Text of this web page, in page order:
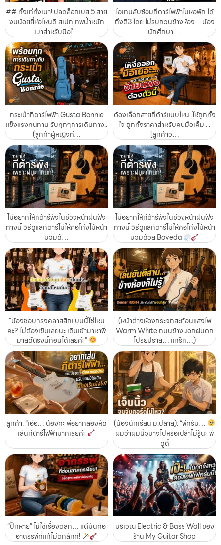
## ทั้งเท่ทั้งเบา! ปลดล็อกเบส 5 สาย
งบน้อยยี่ห้อไหนดี สเปกเทพน้ำหนัก
เบาสำหรับมือใ…
ไอเทมลับซ้อมกีตาร์ไฟฟ้าในหอพัก ได้
ถึงตี3 โดย ไม่รบกวนข้างห้อง . . น้อง
นักศึกษา …
กระเป๋ากีตาร์ไฟฟ้า Gusta Bonnie
แข็งแรงทนทาน รับทุกๆการเดินทาง..
(ลูกค้าผู้หญิงที…
ต้องเลือกสายกีต้าร์แบบไหน..ให้ถูกทั้ง
ใจ ถูกทั้งราคาสำหรับคนมือเค็ม . .
[ลูกค้าว…
ไม่อยากให้กีต้าร์พังในช่วงหน้าฝนฟัง
ทางนี้ วิธีดูแลกีตาร์ไม่ให้คอโก่งไม้หน้า
บวมด้…
ไม่อยากให้กีต้าร์พังในช่วงหน้าฝนฟัง
ทางนี้ วิธีดูแลกีตาร์ไม่ให้คอโก่งไม้หน้า
บวมด้วย Boveda
“น้องชอบทรงคลาสสิกแบบนี้ใช่ไหม
คะ? ไม่ต้องเขินเลยนะ เดินเข้ามาหาพี่
มายด์ตรงนี้ก่อนได้เลยค่ะ”
(หน้าต่างห้องกระจกสะท้อนแสงไฟ
Warm White ถนนข้างนอกฝนตก
โปรยปราย… แกร๊ก…)
ลูกค้า: “เอ่อ… น้องคะ พี่อยากลองหัด
เล่นกีตาร์ไฟฟ้ามากเลยค่ะ
(น้องนักเรียน ม.ปลาย): “พี่ครับ…
ผมว่าผมนิ้วบางไปหรือเปล่าไม่รู้นะ พี่
ดูดิ๊
“ปิ๊กหาย” ไม่ใช่เรื่องตลก… แต่มันคือ
อาถรรพ์ที่แก้ไม่ตกสักที!
บริเวณ Electric & Bass Wall ของ
ร้าน My Guitar Shop